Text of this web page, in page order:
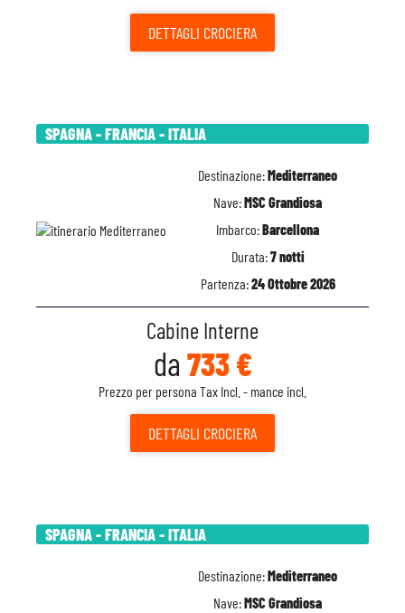
DETTAGLI CROCIERA
SPAGNA - FRANCIA - ITALIA
Destinazione:Mediterraneo
Nave:MSC Grandiosa
Imbarco:Barcellona
Durata:7 notti
Partenza:24 Ottobre 2026
Cabine Interne
da 733 €
Prezzo per persona Tax Incl. - mance incl.
DETTAGLI CROCIERA
SPAGNA - FRANCIA - ITALIA
Destinazione:Mediterraneo
Nave:MSC Grandiosa